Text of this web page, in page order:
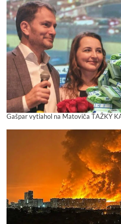
Gašpar vytiahol na Matoviča ŤAŽKÝ